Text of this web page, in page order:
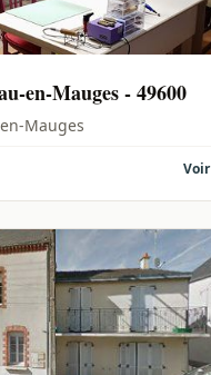
en-Mauges - 49600
Mauges
Voir